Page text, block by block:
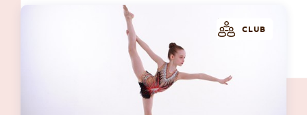
CLUB